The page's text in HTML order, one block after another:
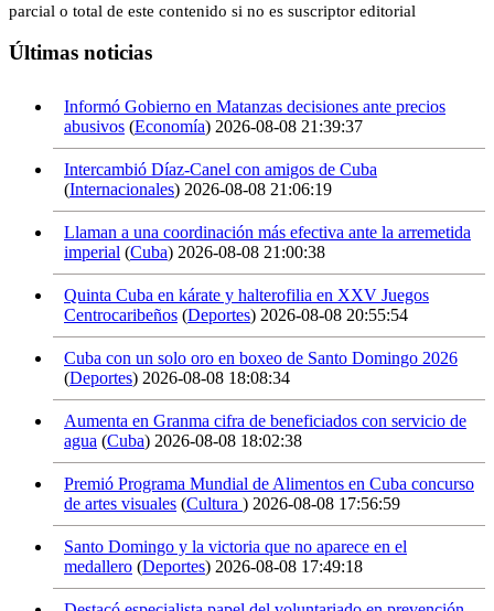
parcial o total de este contenido si no es suscriptor editorial
Últimas noticias
Informó Gobierno en Matanzas decisiones ante precios
abusivos (Economía) 2026-08-08 21:39:37
Intercambió Díaz-Canel con amigos de Cuba
(Internacionales) 2026-08-08 21:06:19
Llaman a una coordinación más efectiva ante la arremetida
imperial (Cuba) 2026-08-08 21:00:38
Quinta Cuba en kárate y halterofilia en XXV Juegos
Centrocaribeños (Deportes) 2026-08-08 20:55:54
Cuba con un solo oro en boxeo de Santo Domingo 2026
(Deportes) 2026-08-08 18:08:34
Aumenta en Granma cifra de beneficiados con servicio de
agua (Cuba) 2026-08-08 18:02:38
Premió Programa Mundial de Alimentos en Cuba concurso
de artes visuales (Cultura ) 2026-08-08 17:56:59
Santo Domingo y la victoria que no aparece en el
medallero (Deportes) 2026-08-08 17:49:18